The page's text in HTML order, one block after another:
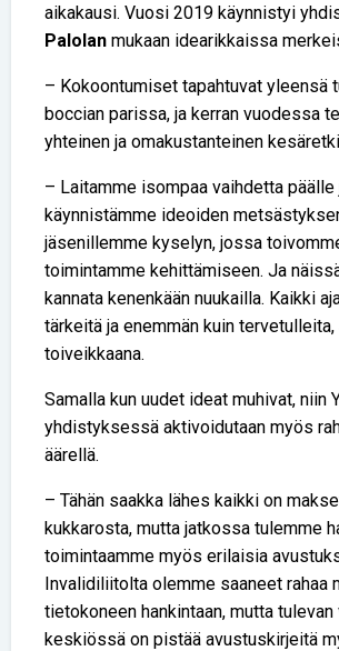
aikakausi. Vuosi 2019 käynnistyi
Palolan mukaan idearikkaissa
– Kokoontumiset tapahtuvat yleensä
boccian parissa, ja kerran vuodessa
yhteinen ja omakustanteinen
– Laitamme isompaa vaihdetta päälle
käynnistämme ideoiden
jäsenillemme kyselyn, jossa
toimintamme kehittämiseen. Ja
kannata kenenkään nuukailla. Kaikki
tärkeitä ja enemmän kuin
toiveikkaana.
Samalla kun uudet ideat muhivat, niin
yhdistyksessä aktivoidutaan myös
äärellä.
– Tähän saakka lähes kaikki on
kukkarosta, mutta jatkossa tulemme
toimintaamme myös erilaisia
Invalidiliitolta olemme saaneet rahaa
tietokoneen hankintaan, mutta tulevan
keskiössä on pistää avustuskirjeitä